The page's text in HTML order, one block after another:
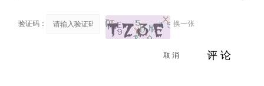
验证码： 换一张
评 论
取 消